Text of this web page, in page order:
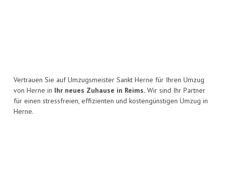
Vertrauen Sie auf Umzugsmeister Sankt Herne für Ihren Umzug
von Herne in Ihr neues Zuhause in Reims. Wir sind Ihr Partner
für einen stressfreien, effizienten und kostengünstigen Umzug in
Herne.